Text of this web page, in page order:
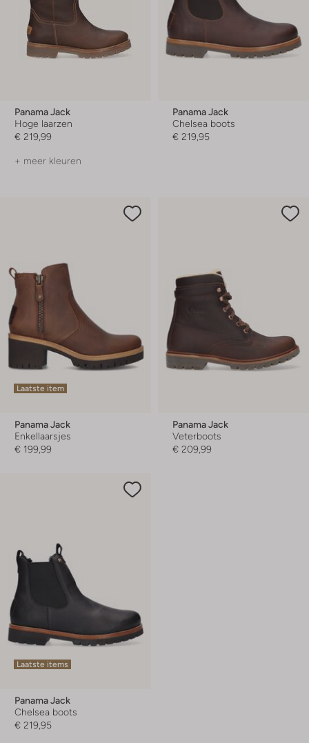
Panama Jack
Hoge laarzen
€ 219,99
+ meer kleuren
Panama Jack
Chelsea boots
€ 219,95
Laatste item
Panama Jack
Enkellaarsjes
€ 199,99
Panama Jack
Veterboots
€ 209,99
Laatste items
Panama Jack
Chelsea boots
€ 219,95